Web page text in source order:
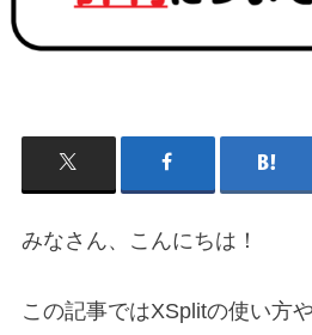
みなさん、こんにちは！
この記事ではXSplitの使い方